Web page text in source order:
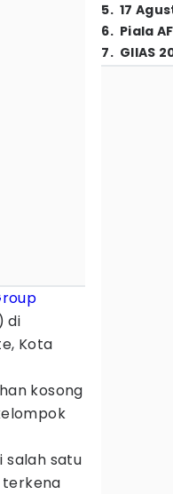
di
Kota
kosong
salah satu
terkena
5. 17
6. Piala
7. GIIAS